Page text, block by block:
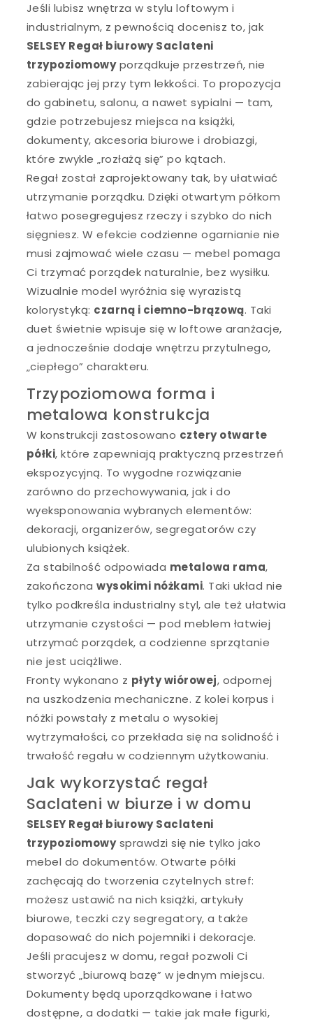
Jeśli lubisz wnętrza w stylu loftowym i
industrialnym, z pewnością docenisz to, jak
SELSEY Regał biurowy Saclateni
trzypoziomowyporządkuje przestrzeń, nie
zabierając jej przy tym lekkości. To propozycja
do gabinetu, salonu, a nawet sypialni — tam,
gdzie potrzebujesz miejsca na książki,
dokumenty, akcesoria biurowe i drobiazgi,
które zwykle „rozłażą się” po kątach.
Regał został zaprojektowany tak, by ułatwiać
utrzymanie porządku. Dzięki otwartym półkom
łatwo posegregujesz rzeczy i szybko do nich
sięgniesz. W efekcie codzienne ogarnianie nie
musi zajmować wiele czasu — mebel pomaga
Ci trzymać porządek naturalnie, bez wysiłku.
Wizualnie model wyróżnia się wyrazistą
kolorystyką: czarną i ciemno-brązową. Taki
duet świetnie wpisuje się w loftowe aranżacje,
a jednocześnie dodaje wnętrzu przytulnego,
„ciepłego” charakteru.
Trzypoziomowa forma i
metalowa konstrukcja
W konstrukcji zastosowano cztery otwarte
półki, które zapewniają praktyczną przestrzeń
ekspozycyjną. To wygodne rozwiązanie
zarówno do przechowywania, jak i do
wyeksponowania wybranych elementów:
dekoracji, organizerów, segregatorów czy
ulubionych książek.
Za stabilność odpowiada metalowa rama,
zakończonawysokimi nóżkami. Taki układ nie
tylko podkreśla industrialny styl, ale też ułatwia
utrzymanie czystości — pod meblem łatwiej
utrzymać porządek, a codzienne sprzątanie
nie jest uciążliwe.
Fronty wykonano z płyty wiórowej, odpornej
na uszkodzenia mechaniczne. Z kolei korpus i
nóżki powstały z metalu o wysokiej
wytrzymałości, co przekłada się na solidność i
trwałość regału w codziennym użytkowaniu.
Jak wykorzystać regał
Saclateni w biurze i w domu
SELSEY Regał biurowy Saclateni
trzypoziomowysprawdzi się nie tylko jako
mebel do dokumentów. Otwarte półki
zachęcają do tworzenia czytelnych stref:
możesz ustawić na nich książki, artykuły
biurowe, teczki czy segregatory, a także
dopasować do nich pojemniki i dekoracje.
Jeśli pracujesz w domu, regał pozwoli Ci
stworzyć „biurową bazę” w jednym miejscu.
Dokumenty będą uporządkowane i łatwo
dostępne, a dodatki — takie jak małe figurki,